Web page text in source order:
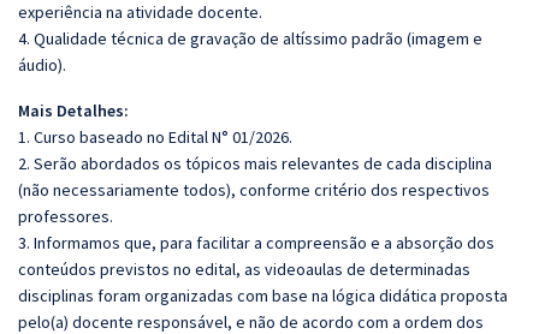
experiência na atividade docente.
4. Qualidade técnica de gravação de altíssimo padrão (imagem e
áudio).
Mais Detalhes:
1. Curso baseado no Edital N° 01/2026.
2. Serão abordados os tópicos mais relevantes de cada disciplina
(não necessariamente todos), conforme critério dos respectivos
professores.
3. Informamos que, para facilitar a compreensão e a absorção dos
conteúdos previstos no edital, as videoaulas de determinadas
disciplinas foram organizadas com base na lógica didática proposta
pelo(a) docente responsável, e não de acordo com a ordem dos